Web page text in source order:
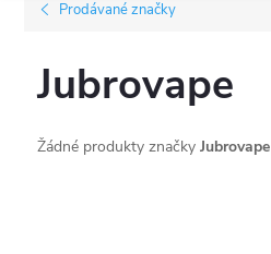
Prodávané značky
Jubrovape
Žádné produkty značkyJubrovape